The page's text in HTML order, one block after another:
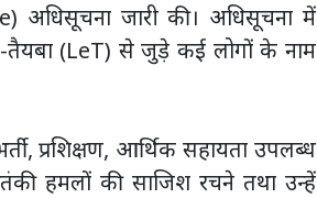
अधिसूचना जारी की। अधिसूचना में
(LeT) से जुड़े कई लोगों के नाम
प्रशिक्षण, आर्थिक सहायता उपलब्ध
हमलों की साजिश रचने तथा उन्हें